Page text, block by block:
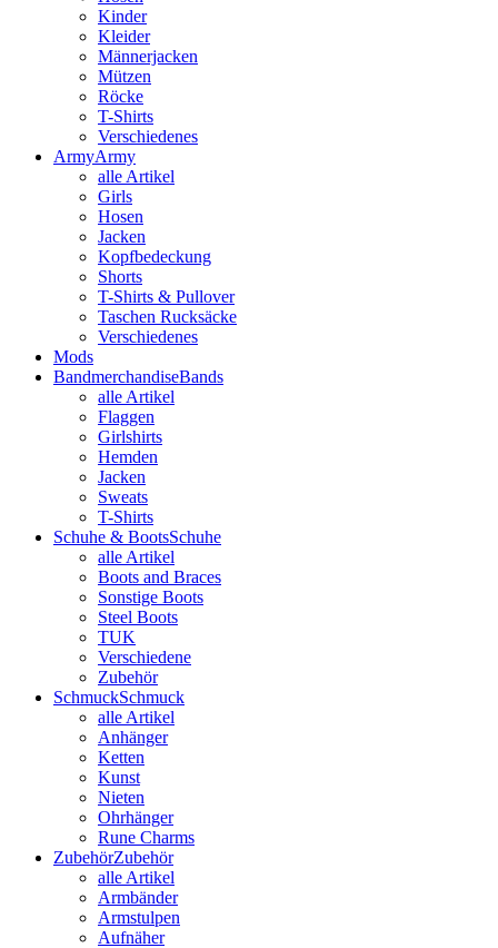
Kinder
Kleider
Männerjacken
Mützen
Röcke
T-Shirts
Verschiedenes
ArmyArmy
alle Artikel
Girls
Hosen
Jacken
Kopfbedeckung
Shorts
T-Shirts & Pullover
Taschen Rucksäcke
Verschiedenes
Mods
BandmerchandiseBands
alle Artikel
Flaggen
Girlshirts
Hemden
Jacken
Sweats
T-Shirts
Schuhe & BootsSchuhe
alle Artikel
Boots and Braces
Sonstige Boots
Steel Boots
TUK
Verschiedene
Zubehör
SchmuckSchmuck
alle Artikel
Anhänger
Ketten
Kunst
Nieten
Ohrhänger
Rune Charms
ZubehörZubehör
alle Artikel
Armbänder
Armstulpen
Aufnäher